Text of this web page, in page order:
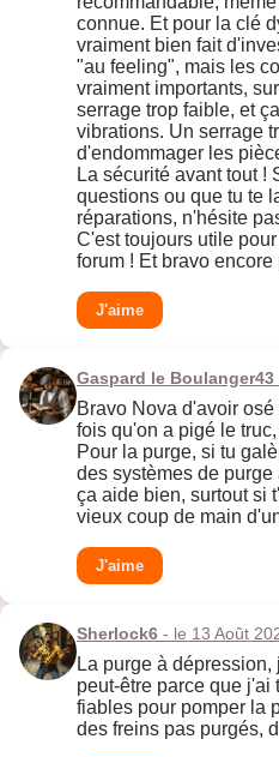
connue. Et pour la clé
vraiment bien fait
"au feeling", mais les
vraiment importants,
serrage trop faible, et
vibrations. Un serrage
d'endommager les
La sécurité avant tout !
questions ou que tu te
réparations, n'hésite
C'est toujours utile
forum ! Et bravo
J'aime
Gaspard le Boulanger43
Bravo Nova d'avoir
fois qu'on a pigé le
Pour la purge, si tu
des systèmes de
ça aide bien, surtout si
vieux coup de main
J'aime
Sherlock6 - le 13 Août
La purge à
peut-être parce que j'ai
fiables pour pomper la
des freins pas purgés,